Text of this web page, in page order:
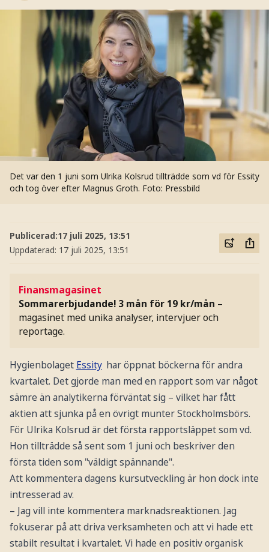
Det var den 1 juni som Ulrika Kolsrud tillträdde som vd för Essity
och tog över efter Magnus Groth. Foto: Pressbild
Publicerad:17 juli 2025, 13:51
Uppdaterad: 17 juli 2025, 13:51
Finansmagasinet
Sommarerbjudande! 3 mån för 19 kr/mån –
magasinet med unika analyser, intervjuer och
reportage.
Hygienbolaget Essity har öppnat böckerna för andra
kvartalet. Det gjorde man med en rapport som var något
sämre än analytikerna förväntat sig – vilket har fått
aktien att sjunka på en övrigt munter Stockholmsbörs.
För Ulrika Kolsrud är det första rapportsläppet som vd.
Hon tillträdde så sent som 1 juni och beskriver den
första tiden som "väldigt spännande".
Att kommentera dagens kursutveckling är hon dock inte
intresserad av.
– Jag vill inte kommentera marknadsreaktionen. Jag
fokuserar på att driva verksamheten och att vi hade ett
stabilt resultat i kvartalet. Vi hade en positiv organisk